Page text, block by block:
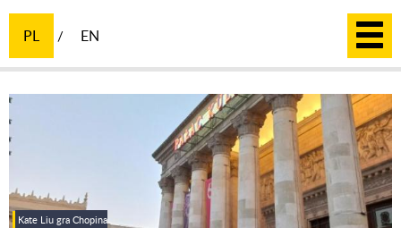
PL EN
Kate Liu gra Chopina